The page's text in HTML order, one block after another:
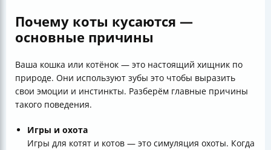
Почему коты кусаются —
основные причины
Ваша кошка или котёнок — это настоящий хищник по
природе. Они используют зубы это чтобы выразить
свои эмоции и инстинкты. Разберём главные причины
такого поведения.
Игры и охота
Игры для котят и котов — это симуляция охоты. Когда